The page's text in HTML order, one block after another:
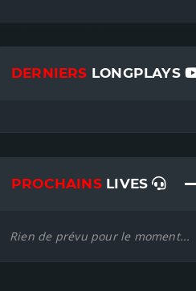
DERNIERS LONGPLAYS
PROCHAINSLIVES
Rien de prévu pour le moment...